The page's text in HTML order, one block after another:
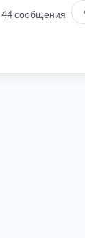
44 сообщения